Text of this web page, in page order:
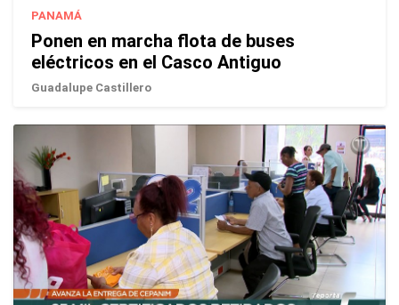
PANAMÁ
Ponen en marcha flota de buses
eléctricos en el Casco Antiguo
Guadalupe Castillero